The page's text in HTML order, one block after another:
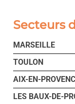
Secteurs
MARSEILLE
TOULON
AIX-EN-
LES BAUX-DE-